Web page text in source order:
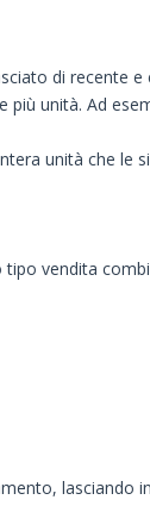
di recente
più unità. Ad
unità che
vendita
lasciando